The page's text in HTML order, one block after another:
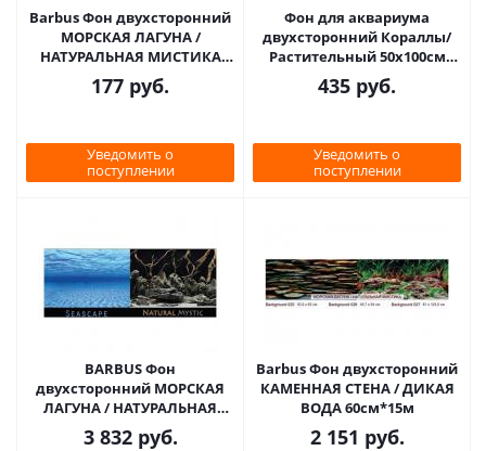
Barbus Фон двухсторонний
МОРСКАЯ ЛАГУНА /
НАТУРАЛЬНАЯ МИСТИКА
30см, 1 м
177 руб.
Уведомить о
поступлении
Фон для аквариума
двухсторонний Кораллы/
Растительный 50х100см
(9001/9003)
435 руб.
Уведомить о
поступлении
BARBUS Фон
двухсторонний МОРСКАЯ
ЛАГУНА / НАТУРАЛЬНАЯ
МИСТИКА 45см*15м
3 832руб.
Barbus Фон двухсторонний
КАМЕННАЯ СТЕНА / ДИКАЯ
ВОДА 60см*15м
2 151 руб.